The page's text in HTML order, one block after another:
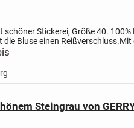
schöner Stickerei, Größe 40.
die Bluse einen
Bluse wurde ein Mal getragen....
Steingrau von